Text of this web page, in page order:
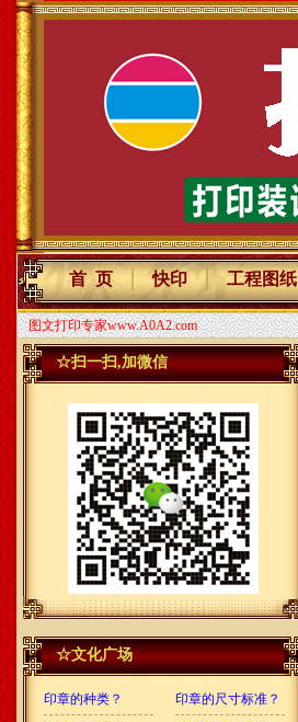
首 页 ｜ 快印 ｜ 工程图纸
图文打印专家www.A0A2.com
☆扫一扫,加微信
☆文化广场
印章的种类？ 印章的尺寸标准？